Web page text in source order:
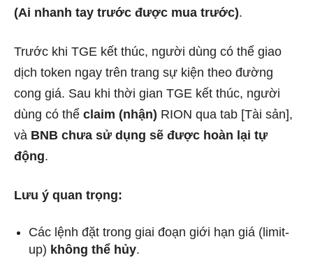
(Ai nhanh tay trước được mua trước).
Trước khi TGE kết thúc, người dùng có thể giao
dịch token ngay trên trang sự kiện theo đường
cong giá. Sau khi thời gian TGE kết thúc, người
dùng có thể claim (nhận) RION qua tab [Tài sản],
và BNB chưa sử dụng sẽ được hoàn lại tự
động.
Lưu ý quan trọng:
Các lệnh đặt trong giai đoạn giới hạn giá (limit-
up) không thể hủy.